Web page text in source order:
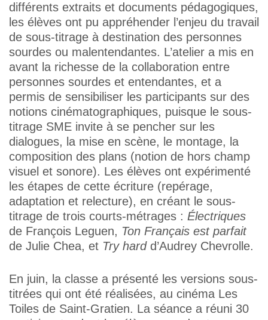
différents extraits et documents pédagogiques,
les élèves ont pu appréhender l’enjeu du travail
de sous-titrage à destination des personnes
sourdes ou malentendantes. L’atelier a mis en
avant la richesse de la collaboration entre
personnes sourdes et entendantes, et a
permis de sensibiliser les participants sur des
notions cinématographiques, puisque le sous-
titrage SME invite à se pencher sur les
dialogues, la mise en scène, le montage, la
composition des plans (notion de hors champ
visuel et sonore). Les élèves ont expérimenté
les étapes de cette écriture (repérage,
adaptation et relecture), en créant le sous-
titrage de trois courts-métrages : Électriques
de François Leguen, Ton Français est parfait
de Julie Chea, et Try hardd’Audrey Chevrolle.
En juin, la classe a présenté les versions sous-
titrées qui ont été réalisées, au cinéma Les
Toiles de Saint-Gratien. La séance a réuni 30